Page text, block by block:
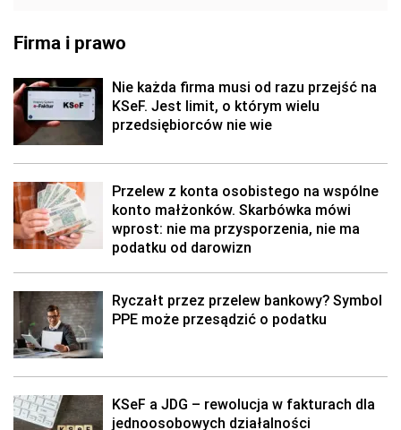
Firma i prawo
Nie każda firma musi od razu przejść na
KSeF. Jest limit, o którym wielu
przedsiębiorców nie wie
Przelew z konta osobistego na wspólne
konto małżonków. Skarbówka mówi
wprost: nie ma przysporzenia, nie ma
podatku od darowizn
Ryczałt przez przelew bankowy? Symbol
PPE może przesądzić o podatku
KSeF a JDG – rewolucja w fakturach dla
jednoosobowych działalności